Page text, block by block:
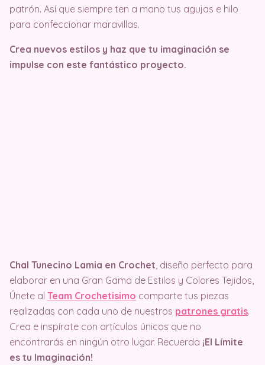
patrón. Así que siempre ten a mano tus agujas e hilo
para confeccionar maravillas.
Crea nuevos estilos y haz que tu imaginación se
impulse con este fantástico proyecto.
Chal Tunecino Lamia en Crochet, diseño perfecto para
elaborar en una Gran Gama de Estilos y Colores Tejidos,
Únete al Team Crochetisimo comparte tus piezas
realizadas con cada uno de nuestros patrones gratis.
Crea e inspírate con artículos únicos que no
encontrarás en ningún otro lugar. Recuerda ¡El Límite
es tu Imaginación!